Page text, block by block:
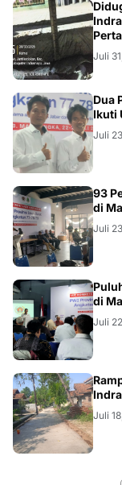
KRIMINAL
Juli
Dua
Ikuti
Juli
93
di
Juli
di
Juli
LOKAL
Juli